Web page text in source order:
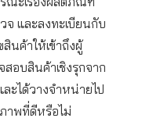
จ และลงทะเบียนกับ
นค้าให้เข้าถึงผู้
อบสินค้าเชิงรุกจาก
ะได้วางจำหน่ายไป
าพที่ดีหรือไม่